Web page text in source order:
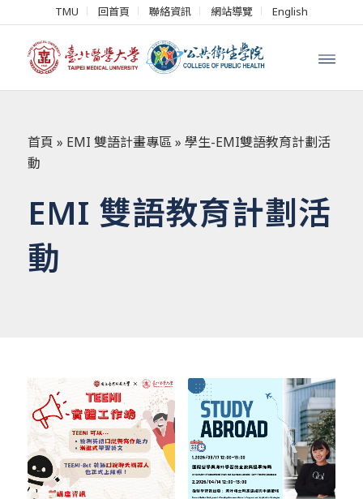
TMU 回首頁 聯絡資訊 網站導覽 English
首頁 » EMI 雙語計畫專區» 學生-EMI雙語教育計劃活
動
EMI 雙語教育計劃活
動